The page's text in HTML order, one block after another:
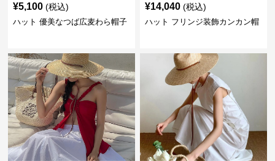
¥5,100 (税込)
ハット 優美なつば広麦わら帽子
¥14,040 (税込)
ハット フリンジ装飾カンカン帽